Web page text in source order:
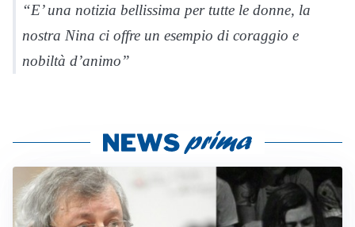
“E’ una notizia bellissima per tutte le donne, la
nostra Nina ci offre un esempio di coraggio e
nobiltà d’animo”